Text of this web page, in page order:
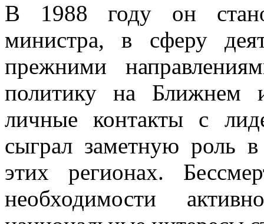
В 1988 году он
министра, в сферу
прежними
политику на Ближнем
личные контакты с
сыграл заметную роль
этих регионах.
необходимости